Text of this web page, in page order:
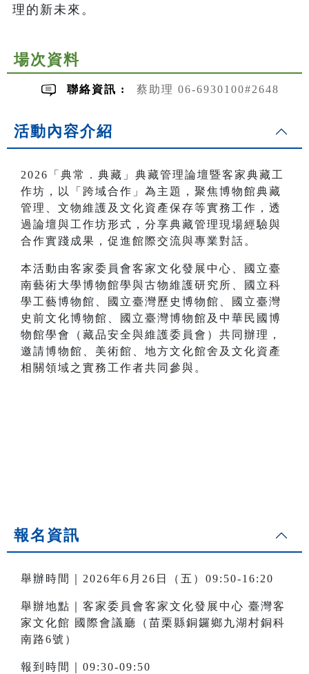
理的新未來。
場次資料
聯絡資訊 : 蔡助理 06-6930100#2648
活動內容介紹
2026「典常．典藏」典藏管理論壇暨客家典藏工
作坊，以「跨域合作」為主題，聚焦博物館典藏
管理、文物維護及文化資產保存等實務工作，透
過論壇與工作坊形式，分享典藏管理現場經驗與
合作實踐成果，促進館際交流與專業對話。
本活動由客家委員會客家文化發展中心、國立臺
南藝術大學博物館學與古物維護研究所、國立科
學工藝博物館、國立臺灣歷史博物館、國立臺灣
史前文化博物館、國立臺灣博物館及中華民國博
物館學會（藏品安全與維護委員會）共同辦理，
邀請博物館、美術館、地方文化館舍及文化資產
相關領域之實務工作者共同參與。
報名資訊
舉辦時間｜2026年6月26日（五）09:50-16:20
舉辦地點｜客家委員會客家文化發展中心 臺灣客
家文化館 國際會議廳（苗栗縣銅鑼鄉九湖村銅科
南路6號）
報到時間｜09:30-09:50